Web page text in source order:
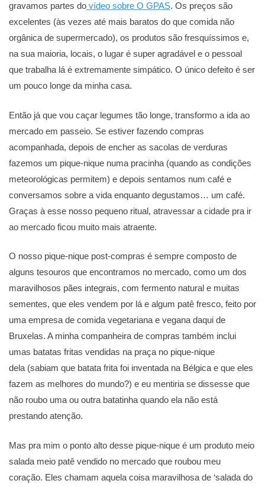
gravamos partes do vídeo sobre O GPAS. Os preços são
excelentes (às vezes até mais baratos do que comida não
orgânica de supermercado), os produtos são fresquíssimos e,
na sua maioria, locais, o lugar é super agradável e o pessoal
que trabalha lá é extremamente simpático. O único defeito é ser
um pouco longe da minha casa.
Então já que vou caçar legumes tão longe, transformo a ida ao
mercado em passeio. Se estiver fazendo compras
acompanhada, depois de encher as sacolas de verduras
fazemos um pique-nique numa pracinha (quando as condições
meteorológicas permitem) e depois sentamos num café e
conversamos sobre a vida enquanto degustamos… um café.
Graças à esse nosso pequeno ritual, atravessar a cidade pra ir
ao mercado ficou muito mais atraente.
O nosso pique-nique post-compras é sempre composto de
alguns tesouros que encontramos no mercado, como um dos
maravilhosos pães integrais, com fermento natural e muitas
sementes, que eles vendem por lá e algum patê fresco, feito por
uma empresa de comida vegetariana e vegana daqui de
Bruxelas. A minha companheira de compras também inclui
umas batatas fritas vendidas na praça no pique-nique
dela (sabiam que batata frita foi inventada na Bélgica e que eles
fazem as melhores do mundo?) e eu mentiria se dissesse que
não roubo uma ou outra batatinha quando ela não está
prestando atenção.
Mas pra mim o ponto alto desse pique-nique é um produto meio
salada meio patê vendido no mercado que roubou meu
coração. Eles chamam aquela coisa maravilhosa de ‘salada do